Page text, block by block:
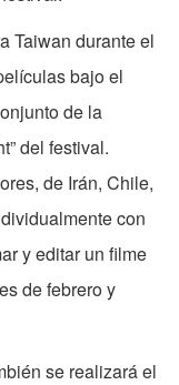
Taiwan durante el
bajo el
de la
del festival.
de Irán, Chile,
con
y editar un filme
de febrero y
se realizará el